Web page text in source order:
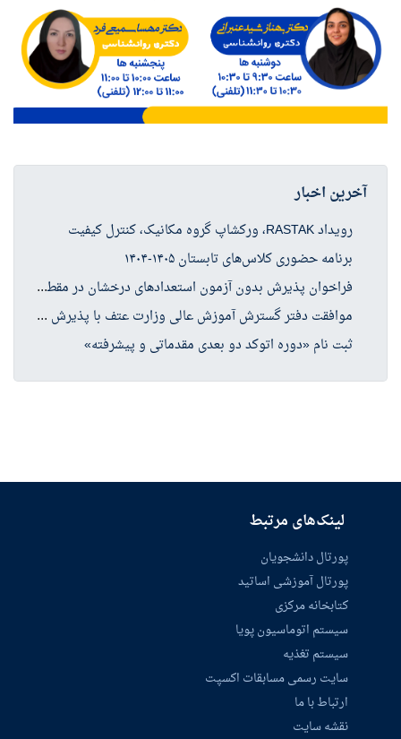
آخرین اخبار
رویداد RASTAK، ورکشاپ گروه مکانیک، کنترل کیفیت
برنامه حضوری کلاس‌های تابستان ۱۴۰۵-۱۴۰۴
فرا
خوان پذیرش بدون آزمون استعدادهای درخشان در مقطع کارشناسی ارشد سال تحصیلی ۱۴۰۶-۱۴۰۵
موا
فقت دفتر گسترش آموزش عالی وزارت عتف با پذیرش دانشجو در چهار رشته کارشناسی ارشد حوزه علوم انسانی
ثبت نام «دوره اتوکد دو بعدی مقدماتی و پیشرفته»
لینک‌های مرتبط
پورتال دانشجویان
پورتال آموزشی اساتید
کتابخانه مرکزی
سیستم اتوماسیون پویا
سیستم تغذیه
سایت رسمی مسابقات اکسپت
ارتباط با ما
نقشه سایت